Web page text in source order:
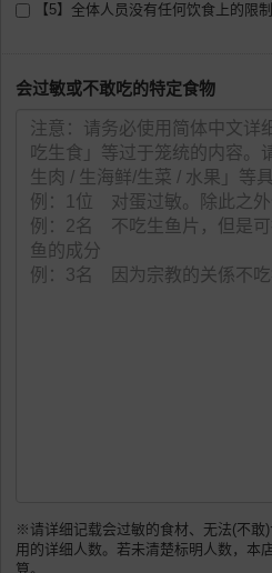
【5】全体人员没有任何饮食上的限
会过敏或不敢吃的特定食物
※请详细记载会过敏的食材、无法(不敢
用的详细人数。若未清楚标明人数，本
算。